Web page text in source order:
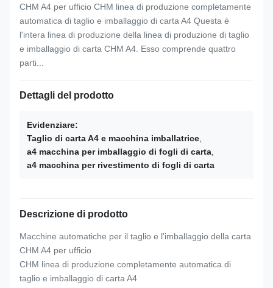
CHM A4 per ufficio CHM linea di produzione completamente
automatica di taglio e imballaggio di carta A4 Questa è
l'intera linea di produzione della linea di produzione di taglio
e imballaggio di carta CHM A4. Esso comprende quattro
parti...
Dettagli del prodotto
Evidenziare:
Taglio di carta A4 e macchina imballatrice
a4 macchina per imballaggio di fogli di carta
a4 macchina per rivestimento di fogli di carta
Descrizione di prodotto
Macchine automatiche per il taglio e l'imballaggio della carta
CHM A4 per ufficio
CHM linea di produzione completamente automatica di
taglio e imballaggio di carta A4